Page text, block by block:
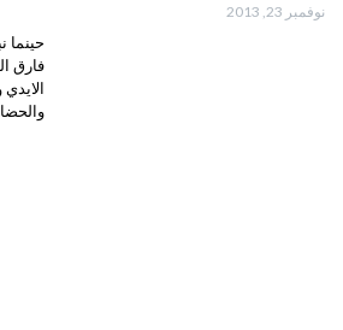
نوفمبر 23, 2013
حينما
فارق
الايدي